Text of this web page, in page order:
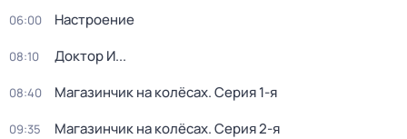
06:00 Настроение
08:10 Доктор И...
08:40 Магазинчик на колёсах. Серия 1-я
09:35 Магазинчик на колёсах. Серия 2-я